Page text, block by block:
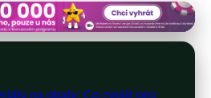
Materiály:
na obaly: Co zvolit pro